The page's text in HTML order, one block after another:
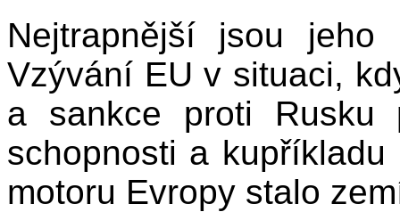
Nejtrapnější jsou
Vzývání EU v situaci,
a sankce proti Rusku
schopnosti a
motoru Evropy stalo